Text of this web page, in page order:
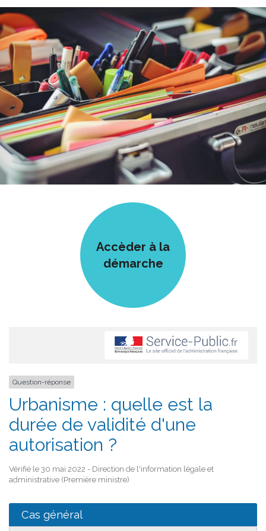
Accèder à la
démarche
Question-réponse
Urbanisme : quelle est la
durée de validité d'une
autorisation ?
Vérifié le 30 mai 2022 - Direction de l'information légale et
administrative (Première ministre)
Cas général